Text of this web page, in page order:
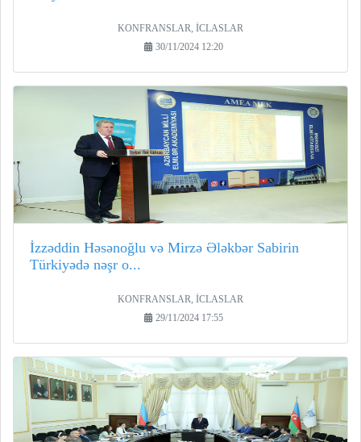
KONFRANSLAR, İCLASLAR
30/11/2024 12:20
İzzəddin Həsənoğlu və Mirzə Ələkbər Sabirin
Türkiyədə nəşr o...
KONFRANSLAR, İCLASLAR
29/11/2024 17:55